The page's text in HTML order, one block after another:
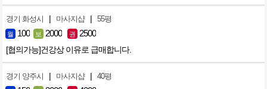
경기 화성시 | 마사지샵 | 55평
월 100 보 2000 권 2500
[협의가능]건강상 이유로 급매합니다.
경기 양주시 | 마사지샵 | 40평